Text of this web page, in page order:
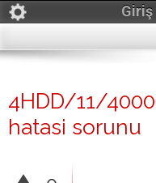
Giriş
4HDD/11/
hatasi sorunu